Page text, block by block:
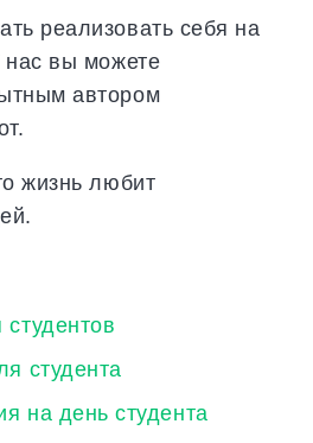
реализовать себя на
вы можете
автором
жизнь любит
студента
на день студента